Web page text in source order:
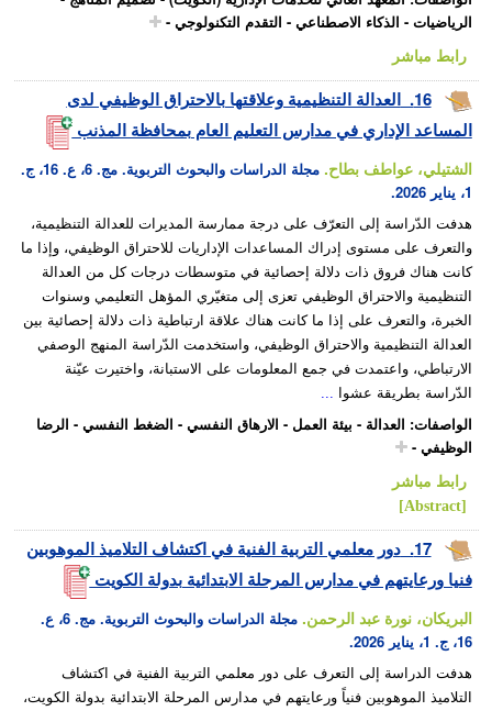
الرياضيات - الذكاء الاصطناعي - التقدم التكنولوجي -
رابط مباشر
16. العدالة التنظيمية وعلاقتها بالاحتراق الوظيفي لدى
المساعد الإداري في مدارس التعليم العام بمحافظة المذنب
الشتيلي، عواطف بطاح.
مجلة الدراسات والبحوث التربوية. مج. 6، ع. 16، ج.
1، يناير 2026.
هدفت الدّراسة إلى التعرّف على درجة ممارسة المديرات للعدالة التنظيمية،
والتعرف على مستوى إدراك المساعدات الإداريات للاحتراق الوظيفي، وإذا ما
كانت هناك فروق ذات دلالة إحصائية في متوسطات درجات كل من العدالة
التنظيمية والاحتراق الوظيفي تعزى إلى متغيّري المؤهل التعليمي وسنوات
الخبرة، والتعرف على إذا ما كانت هناك علاقة ارتباطية ذات دلالة إحصائية بين
العدالة التنظيمية والاحتراق الوظيفي، واستخدمت الدّراسة المنهج الوصفي
الارتباطي، واعتمدت في جمع المعلومات على الاستبانة، واختيرت عيّنة
الدّراسة بطريقة عشوا
الواصفات: العدالة - بيئة العمل - الارهاق النفسي - الضغط النفسي - الرضا
الوظيفي -
رابط مباشر
[Abstract]
17. دور معلمي التربية الفنية في اكتشاف التلاميذ الموهوبين
فنيا ورعايتهم في مدارس المرحلة الابتدائية بدولة الكويت
البريكان، نورة عبد الرحمن.
مجلة الدراسات والبحوث التربوية. مج. 6، ع.
16، ج. 1، يناير 2026.
هدفت الدراسة إلى التعرف على دور معلمي التربية الفنية في اكتشاف
التلاميذ الموهوبين فنياً ورعايتهم في مدارس المرحلة الابتدائية بدولة الكويت،